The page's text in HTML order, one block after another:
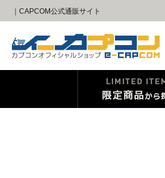
｜CAPCOM公式通販サイト